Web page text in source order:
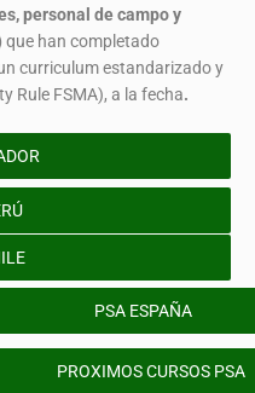
personal de campo y
que han completado
curriculum estandarizado y
Rule FSMA), a la fecha.
PSA ESPAÑA
PROXIMOS CURSOS PSA